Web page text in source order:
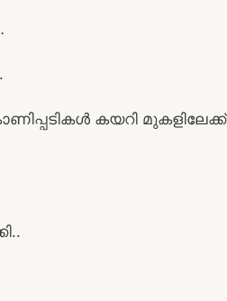
കയറി മുകളിലേക്ക്